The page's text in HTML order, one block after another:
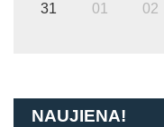
31 01 02
NAUJIENA!